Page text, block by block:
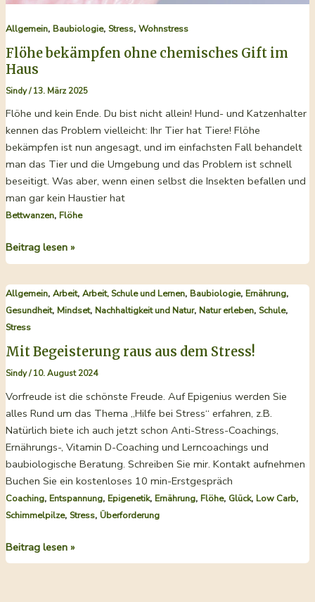
Allgemein, Baubiologie, Stress, Wohnstress
Flöhe bekämpfen ohne chemisches Gift im
Haus
Sindy/13. März 2025
Flöhe und kein Ende. Du bist nicht allein! Hund- und Katzenhalter
kennen das Problem vielleicht: Ihr Tier hat Tiere! Flöhe
bekämpfen ist nun angesagt, und im einfachsten Fall behandelt
man das Tier und die Umgebung und das Problem ist schnell
beseitigt. Was aber, wenn einen selbst die Insekten befallen und
man gar kein Haustier hat
Bettwanzen, Flöhe
Flöhe
bekämpfen
chemisches
Gift
im
Haus
Beitrag lesen »
Allgemein, Arbeit, Arbeit, Schule und Lernen, Baubiologie, Ernährung,
Gesundheit, Mindset, Nachhaltigkeit und Natur, Natur erleben, Schule,
Stress
Mit Begeisterung raus aus dem Stress!
Sindy/10. August 2024
Vorfreude ist die schönste Freude. Auf Epigenius werden Sie
alles Rund um das Thema „Hilfe bei Stress“ erfahren, z.B.
Natürlich biete ich auch jetzt schon Anti-Stress-Coachings,
Ernährungs-, Vitamin D-Coaching und Lerncoachings und
baubiologische Beratung. Schreiben Sie mir. Kontakt aufnehmen
Buchen Sie ein kostenloses 10 min-Erstgespräch
Coaching, Entspannung, Epigenetik, Ernährung, Flöhe, Glück, Low Carb,
Schimmelpilze, Stress, Überforderung
Mit
Begeisterung
Beitrag lesen »